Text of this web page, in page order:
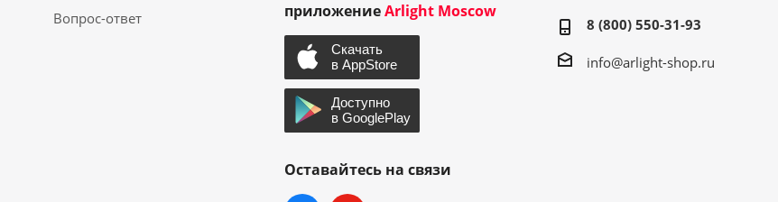
Вопрос-ответ
приложениеArlight Moscow
Оставайтесь на связи
8 (800) 550-31-93
info@arlight-shop.ru